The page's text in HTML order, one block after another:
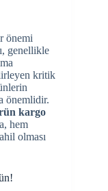
önemi
genellikle
kritik
önemlidir.
kargo
hem
olması